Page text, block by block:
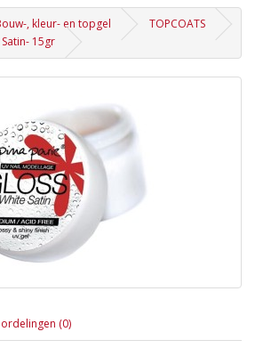
, kleur- en topgel
TOPCOATS
15gr
(0)